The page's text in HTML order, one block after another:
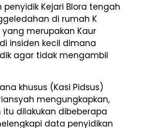
Kejari Blora tengah
di rumah K
merupakan Kaur
insiden kecil dimana
agar tidak mengambil
khusus (Kasi Pidsus)
mengungkapkan,
dilakukan dibeberapa
data penyidikan